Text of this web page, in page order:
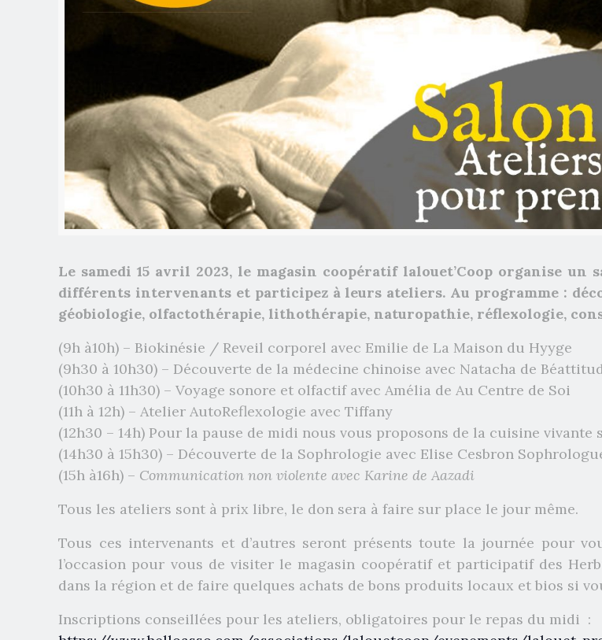
Le samedi 15 avril 2023, le magasin coopératif lalouet’Coop organise un
différents intervenants et participez à leurs ateliers. Au programme :
géobiologie, olfactothérapie, lithothérapie, naturopathie, réflexologie,
(9h à10h) – Biokinésie / Reveil corporel avec Emilie de La Maison du Hyyge
(9h30 à 10h30) – Découverte de la médecine chinoise avec Natacha de
(10h30 à 11h30) – Voyage sonore et olfactif avec Amélia de Au Centre de Soi
(11h à 12h) – Atelier AutoReflexologie avec Tiffany
(12h30 – 14h) Pour la pause de midi nous vous proposons de la cuisine
(14h30 à 15h30) – Découverte de la Sophrologie avec Elise Cesbron
(15h à16h) – Communication non violente avec Karine de Aazadi
Tous les ateliers sont à prix libre, le don sera à faire sur place le jour même.
Tous ces intervenants et d’autres seront présents toute la journée pour
l’occasion pour vous de visiter le magasin coopératif et participatif des
dans la région et de faire quelques achats de bons produits locaux et bios si
Inscriptions conseillées pour les ateliers, obligatoires pour le repas du midi :